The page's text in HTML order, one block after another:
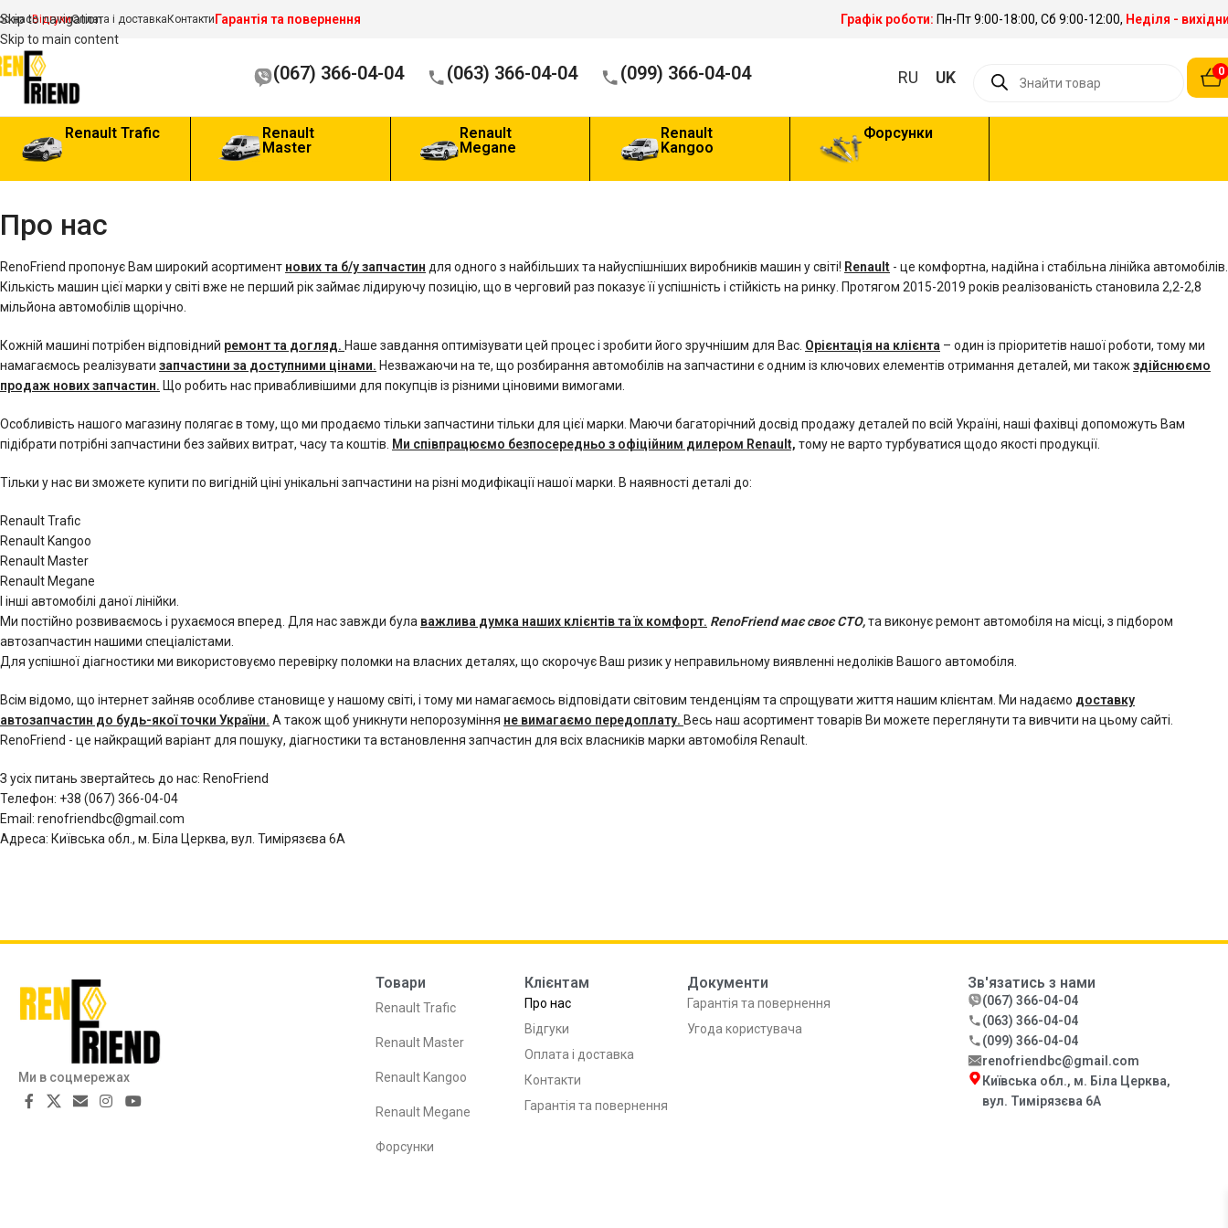
Skip to navigation
Skip to main content
насВідгукиОплата і доставка КонтактиГарантія та повернення Графік роботи: Пн-Пт 9:00-18:00, Сб 9:00-12:00, Неділя -
(067) 366-04-04 (063) 366-04-04 (099) 366-04-04 RU UK 0
Renault Trafic
Renault
Master
Renault
Megane
Renault
Kangoo
Форсунки
Про нас
RenoFriend пропонує Вам широкий асортимент нових та б/у запчастин для одного з найбільших та найуспішніших виробників машин у світі! Renault - це комфортна, надійна і стабільна лінійка автомобілів.
Кількість машин цієї марки у світі вже не перший рік займає лідируючу позицію, що в черговий раз показує її успішність і стійкість на ринку. Протягом 2015-2019 років реалізованість становила 2,2-2,8
мільйона автомобілів щорічно.
Кожній машині потрібен відповідний ремонт та догляд. Наше завдання оптимізувати цей процес і зробити його зручнішим для Вас. Орієнтація на клієнта – один із пріоритетів нашої роботи, тому ми
намагаємось реалізувати запчастини за доступними цінами. Незважаючи на те, що розбирання автомобілів на запчастини є одним із ключових елементів отримання деталей, ми також здійснюємо
продаж нових запчастин. Що робить нас привабливішими для покупців із різними ціновими вимогами.
Особливість нашого магазину полягає в тому, що ми продаємо тільки запчастини тільки для цієї марки. Маючи багаторічний досвід продажу деталей по всій Україні, наші фахівці допоможуть Вам
підібрати потрібні запчастини без зайвих витрат, часу та коштів. Ми співпрацюємо безпосередньо з офіційним дилером Renault, тому не варто турбуватися щодо якості продукції.
Тільки у нас ви зможете купити по вигідній ціні унікальні запчастини на різні модифікації нашої марки. В наявності деталі до:
Renault Trafic
Renault Kangoo
Renault Master
Renault Megane
І інші автомобілі даної лінійки.
Ми постійно розвиваємось і рухаємося вперед. Для нас завжди була важлива думка наших клієнтів та їх комфорт. RenoFriend має своє СТО,та виконує ремонт автомобіля на місці, з підбором
автозапчастин нашими спеціалістами.
Для успішної діагностики ми використовуємо перевірку поломки на власних деталях, що скорочує Ваш ризик у неправильному виявленні недоліків Вашого автомобіля.
Всім відомо, що інтернет зайняв особливе становище у нашому світі, і тому ми намагаємось відповідати світовим тенденціям та спрощувати життя нашим клієнтам. Ми надаємо доставку
автозапчастин до будь-якої точки України. А також щоб уникнути непорозуміння не вимагаємо передоплату. Весь наш асортимент товарів Ви можете переглянути та вивчити на цьому сайті.
RenoFriend - це найкращий варіант для пошуку, діагностики та встановлення запчастин для всіх власників марки автомобіля Renault.
З усіх питань звертайтесь до нас: RenoFriend
Телефон: +38 (067) 366-04-04
Email: renofriendbc@gmail.com
Адреса: Київська обл., м. Біла Церква, вул. Тимірязєва 6А
Ми в соцмережах
Товари
Renault Trafic
Renault Master
Renault Kangoo
Renault Megane
Форсунки
Клієнтам
Про нас
Відгуки
Оплата і доставка
Контакти
Гарантія та повернення
Документи
Гарантія та повернення
Угода користувача
Зв'язатись з нами
(067) 366-04-04
(063) 366-04-04
(099) 366-04-04
renofriendbc@gmail.com
Київська обл., м. Біла Церква,
вул. Тимірязєва 6А